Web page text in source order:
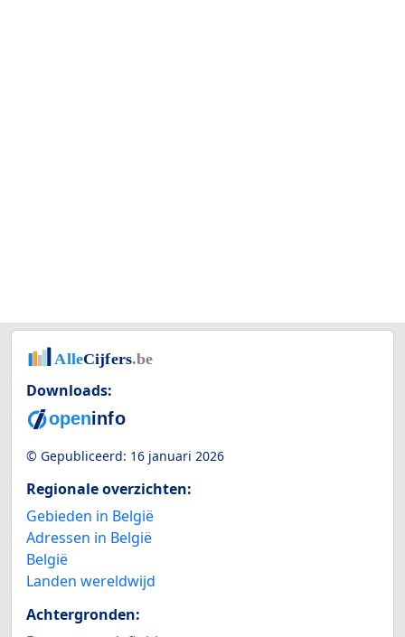
Downloads:
© Gepubliceerd: 16 januari 2026
Regionale overzichten:
Gebieden in België
Adressen in België
België
Landen wereldwijd
Achtergronden: